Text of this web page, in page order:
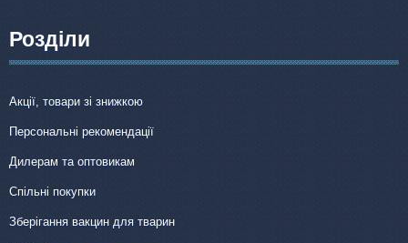
Розділи
Акції, товари зі знижкою
Персональні рекомендації
Дилерам та оптовикам
Спільні покупки
Зберігання вакцин для тварин